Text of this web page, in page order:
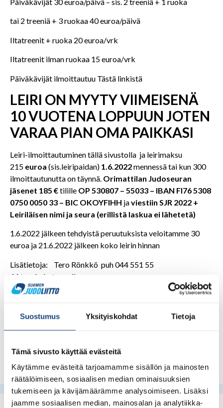
Suostumus Yksityiskohdat Tietoja
Tämä sivusto käyttää evästeitä
Käytämme evästeitä tarjoamamme sisällön ja mainosten
räätälöimiseen, sosiaalisen median ominaisuuksien
tukemiseen ja kävijämäärämme analysoimiseen. Lisäksi
jaamme sosiaalisen median, mainosalan ja analytiikka-
tai 2 treeniä + 3 ruokaa 40 euroa/päivä
Iltatreenit + ruoka 20 euroa/vrk
Iltatreenit ilman ruokaa 15 euroa/vrk
Päiväkävijät ilmoittautuu Tästä linkistä
LEIRI ON MYYTY VIIMEISENÄ
10 VUOTENA LOPPUUN JOTEN
VARAA PIAN OMA PAIKKASI
Leiri-ilmoittautuminen tällä sivustolla ja leirimaksu
215 euroa (sis.leiripaidan) 1.6.2022mennessä tai kun 300
ilmoittautunutta on täynnä. Orimattilan Judoseuran
jäsenet 185 €tilille OP 530807 – 55033 – IBAN FI76 5308
0750 0050 33 – BIC OKOYFIHH javiestiin SJR 2022 +
Leiriläisen nimi ja seura (erillistä laskua ei lähetetä)
1.6.2022 jälkeen tehdyistä peruutuksista veloitamme 30
euroa ja 21.6.2022 jälkeen koko leirin hinnan
Lisätietoja: Tero Rönkkö puh 044 551 55
44 terojudo@gmail.com
Orimattilan Judoseuralla on oikeus julkaista seuran
sekä videotallenteita omissa julkaisuissaan. Tietosuoja-
asetuksen hyväksyntä ilmoittautumisen yhteydessä.
LEIRISIVUT JA ILMOITTAUTUMINEN TÄSTÄ LINKISTÄ